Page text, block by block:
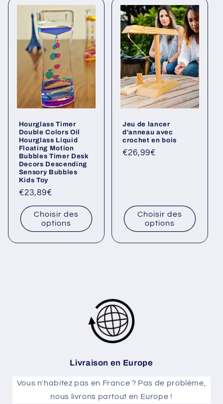
Hourglass Timer
Double Colors Oil
Hourglass Liquid
Floating Motion
Bubbles Timer Desk
Decors Descending
Sensory Bubbles
Kids Toy
Prix
habituel
€23,89€
Choisir des
options
Jeu de lancer
d'anneau avec
crochet en bois
Prix
€26,99€
Choisir des
options
Livraison en Europe
Vous n'habitez pas en France ? Pas de problème,
nous livrons partout en Europe !